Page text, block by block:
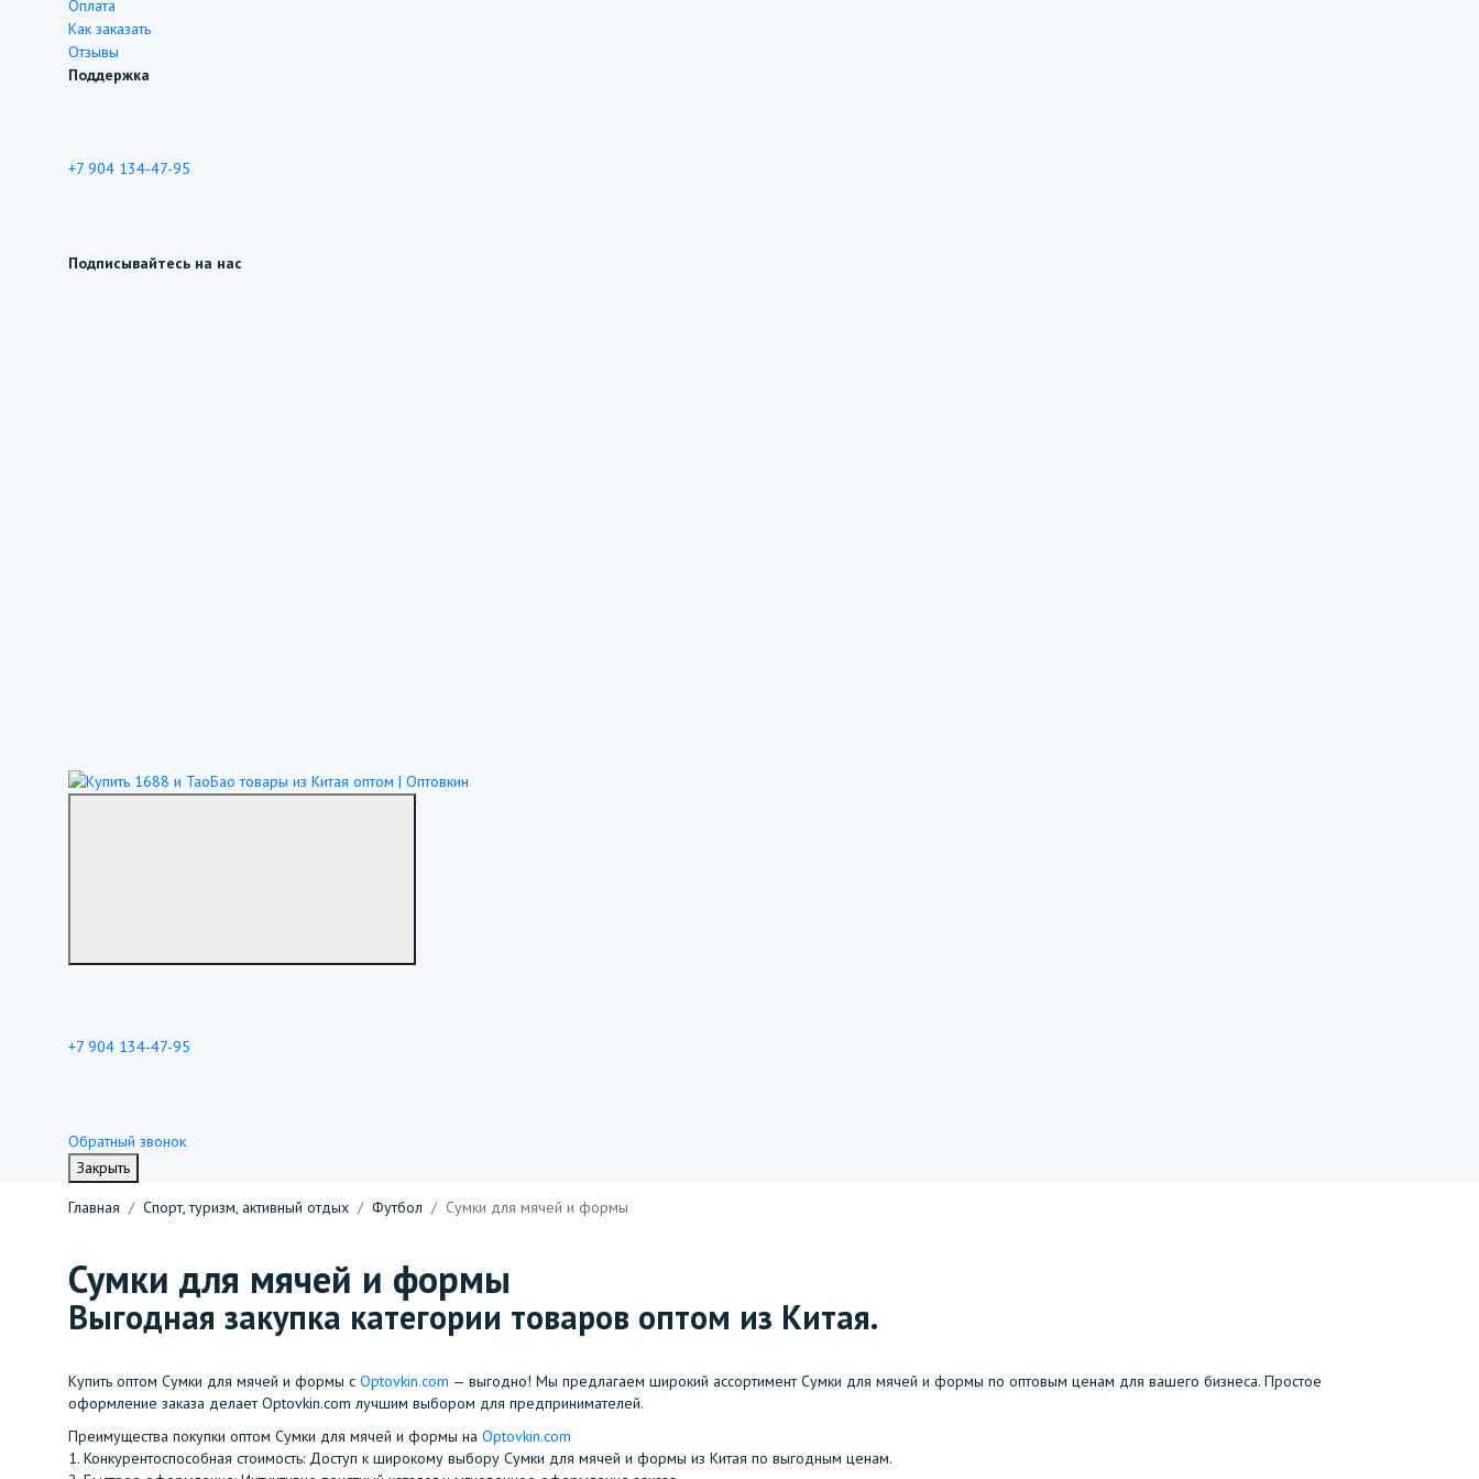
Оплата
Как заказать
Отзывы
Поддержка
+7 904 134-47-95
Подписывайтесь на нас
+7 904 134-47-95
Обратный звонок
Закрыть
Главная
Спорт, туризм, активный отдых Футбол Сумки для мячей и формы
Сумки для мячей и формы
Выгодная закупка категории товаров оптом из Китая.
Купить оптом Сумки для мячей и формы с Optovkin.com — выгодно! Мы предлагаем широкий ассортимент Сумки для мячей и формы по оптовым ценам для вашего бизнеса. Простое
оформление заказа делает Optovkin.com лучшим выбором для предпринимателей.
Преимущества покупки оптом Сумки для мячей и формы на Optovkin.com
1.⁠ ⁠Конкурентоспособная стоимость: Доступ к широкому выбору Сумки для мячей и формы из Китая по выгодным ценам.